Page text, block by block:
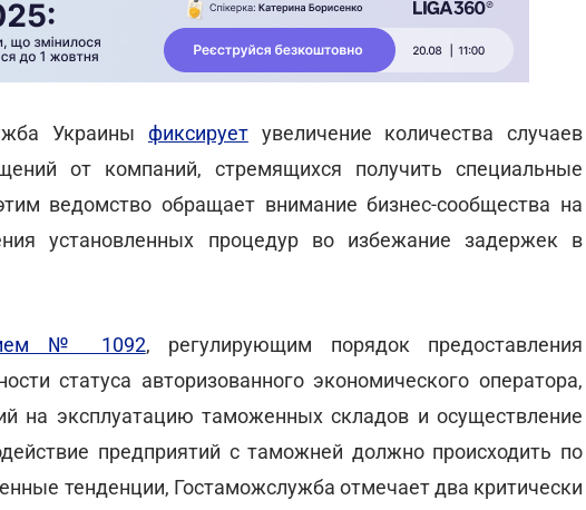
Украины фиксируетувеличение количества случаев
от компаний, стремящихся получить специальные
ведомство обращает внимание бизнес-сообщества на
установленных процедур во избежание задержек в
№ 1092, регулирующим порядок предоставления
статуса авторизованного экономического оператора,
на эксплуатацию таможенных складов и осуществление
предприятий с таможней должно происходить по
тенденции, Гостаможслужба отмечает два критически